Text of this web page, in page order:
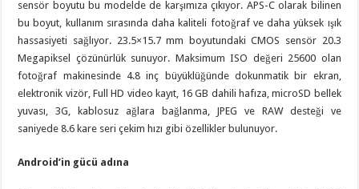
sensör boyutu bu modelde de karşımıza çıkıyor. APS-C olarak bilinen
bu boyut, kullanım sırasında daha kaliteli fotoğraf ve daha yüksek ışık
hassasiyeti sağlıyor. 23.5×15.7 mm boyutundaki CMOS sensör 20.3
Megapiksel çözünürlük sunuyor. Maksimum ISO değeri 25600 olan
fotoğraf makinesinde 4.8 inç büyüklüğünde dokunmatik bir ekran,
elektronik vizör, Full HD video kayıt, 16 GB dahili hafıza, microSD bellek
yuvası, 3G, kablosuz ağlara bağlanma, JPEG ve RAW desteği ve
saniyede 8.6 kare seri çekim hızı gibi özellikler bulunuyor.
Android’in gücü adına